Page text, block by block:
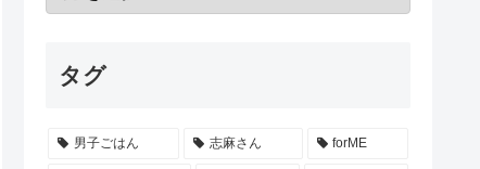
タグ
男子ごはん 志麻さん forME